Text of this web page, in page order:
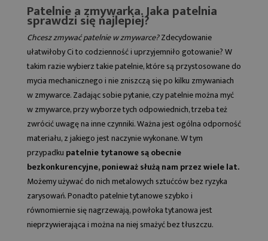
Patelnie a zmywarka. Jaka patelnia
sprawdzi się najlepiej?
Chcesz zmywać patelnie w zmywarce?Zdecydowanie
ułatwiłoby Ci to codzienność i uprzyjemniło gotowanie? W
takim razie wybierz takie patelnie, które są przystosowane do
mycia mechanicznego i nie zniszczą się po kilku zmywaniach
w zmywarce. Zadając sobie pytanie, czy patelnie można myć
w zmywarce, przy wyborze tych odpowiednich, trzeba też
zwrócić uwagę na inne czynniki. Ważna jest ogólna odporność
materiału, z jakiego jest naczynie wykonane. W tym
przypadku patelnie tytanowe są obecnie
bezkonkurencyjne, ponieważ służą nam przez wiele lat.
Możemy używać do nich metalowych sztućców bez ryzyka
zarysowań. Ponadto patelnie tytanowe szybko i
równomiernie się nagrzewają, powłoka tytanowa jest
nieprzywierająca i można na niej smażyć bez tłuszczu.